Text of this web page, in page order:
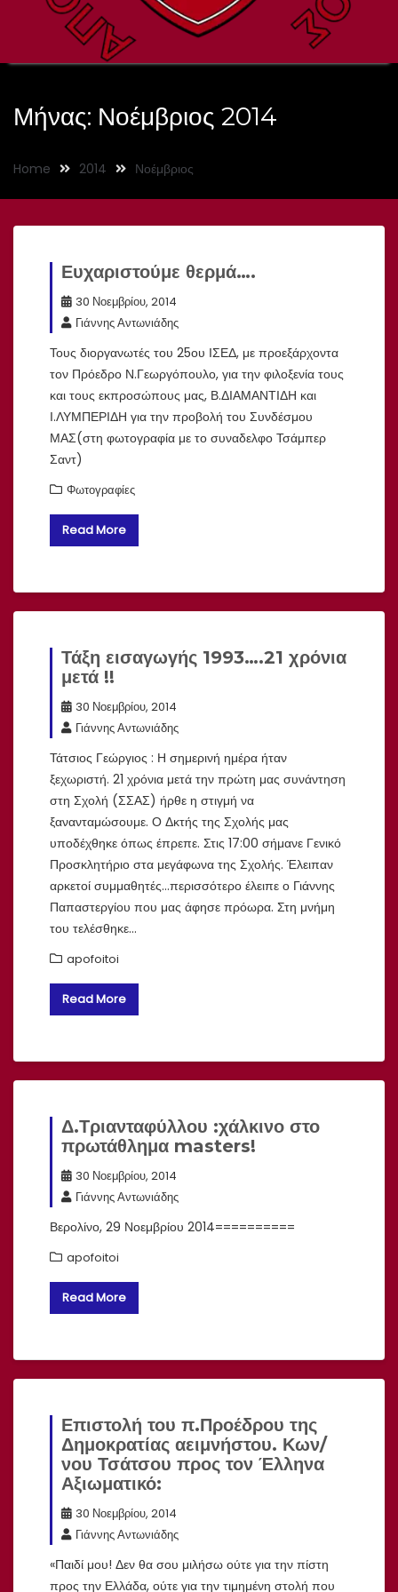
Μήνας: Νοέμβριος 2014
Home 2014 Νοέμβριος
Ευχαριστούμε θερμά….
30 Νοεμβρίου, 2014
Γιάννης Αντωνιάδης
Τους διοργανωτές του 25ου ΙΣΕΔ, με προεξάρχοντα
τον Πρόεδρο Ν.Γεωργόπουλο, για την φιλοξενία τους
και τους εκπροσώπους μας, Β.ΔΙΑΜΑΝΤΙΔΗ και
Ι.ΛΥΜΠΕΡΙΔΗ για την προβολή του Συνδέσμου
ΜΑΣ(στη φωτογραφία με το συναδελφο Τσάμπερ
Σαντ)
Φωτογραφίες
Read More
Τάξη εισαγωγής 1993….21 χρόνια
μετά !!
30 Νοεμβρίου, 2014
Γιάννης Αντωνιάδης
Τάτσιος Γεώργιος : Η σημερινή ημέρα ήταν
ξεχωριστή. 21 χρόνια μετά την πρώτη μας συνάντηση
στη Σχολή (ΣΣΑΣ) ήρθε η στιγμή να
ξανανταμώσουμε. Ο Δκτής της Σχολής μας
υποδέχθηκε όπως έπρεπε. Στις 17:00 σήμανε Γενικό
Προσκλητήριο στα μεγάφωνα της Σχολής. Έλειπαν
αρκετοί συμμαθητές…περισσότερο έλειπε ο Γιάννης
Παπαστεργίου που μας άφησε πρόωρα. Στη μνήμη
του τελέσθηκε…
apofoitoi
Read More
Δ.Τριανταφύλλου :χάλκινο στο
πρωτάθλημα masters!
30 Νοεμβρίου, 2014
Γιάννης Αντωνιάδης
Βερολίνο, 29 Νοεμβρίου 2014==========
apofoitoi
Read More
Επιστολή του π.Προέδρου της
Δημοκρατίας αειμνήστου. Κων/
νου Τσάτσου προς τον Έλληνα
Αξιωματικό:
30 Νοεμβρίου, 2014
Γιάννης Αντωνιάδης
«Παιδί μου! Δεν θα σου μιλήσω ούτε για την πίστη
προς την Ελλάδα, ούτε για την τιμημένη στολή που